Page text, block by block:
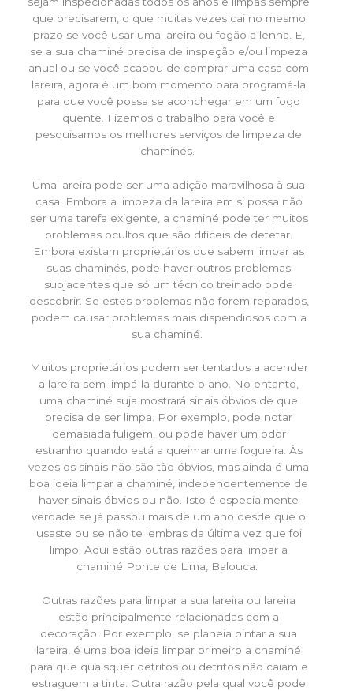
que precisarem, o que muitas vezes cai no mesmo
prazo se você usar uma lareira ou fogão a lenha. E,
se a sua chaminé precisa de inspeção e/ou limpeza
anual ou se você acabou de comprar uma casa com
lareira, agora é um bom momento para programá-la
para que você possa se aconchegar em um fogo
quente. Fizemos o trabalho para você e
pesquisamos os melhores serviços de limpeza de
chaminés.
Uma lareira pode ser uma adição maravilhosa à sua
casa. Embora a limpeza da lareira em si possa não
ser uma tarefa exigente, a chaminé pode ter muitos
problemas ocultos que são difíceis de detetar.
Embora existam proprietários que sabem limpar as
suas chaminés, pode haver outros problemas
subjacentes que só um técnico treinado pode
descobrir. Se estes problemas não forem reparados,
podem causar problemas mais dispendiosos com a
sua chaminé.
Muitos proprietários podem ser tentados a acender
a lareira sem limpá-la durante o ano. No entanto,
uma chaminé suja mostrará sinais óbvios de que
precisa de ser limpa. Por exemplo, pode notar
demasiada fuligem, ou pode haver um odor
estranho quando está a queimar uma fogueira. Às
vezes os sinais não são tão óbvios, mas ainda é uma
boa ideia limpar a chaminé, independentemente de
haver sinais óbvios ou não. Isto é especialmente
verdade se já passou mais de um ano desde que o
usaste ou se não te lembras da última vez que foi
limpo. Aqui estão outras razões para limpar a
chaminé Ponte de Lima, Balouca.
Outras razões para limpar a sua lareira ou lareira
estão principalmente relacionadas com a
decoração. Por exemplo, se planeia pintar a sua
lareira, é uma boa ideia limpar primeiro a chaminé
para que quaisquer detritos ou detritos não caiam e
estraguem a tinta. Outra razão pela qual você pode